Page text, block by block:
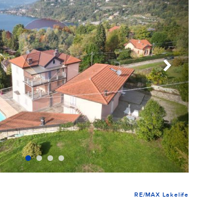
RE/MAX Lakelife